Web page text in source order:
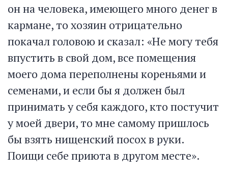
он на человека, имеющего много денег в
кармане, то хозяин отрицательно
покачал головою и сказал: «Не могу тебя
впустить в свой дом, все помещения
моего дома переполнены кореньями и
семенами, и если бы я должен был
принимать у себя каждого, кто постучит
у моей двери, то мне самому пришлось
бы взять нищенский посох в руки.
Поищи себе приюта в другом месте».